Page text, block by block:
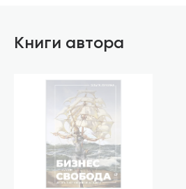
Книги автора